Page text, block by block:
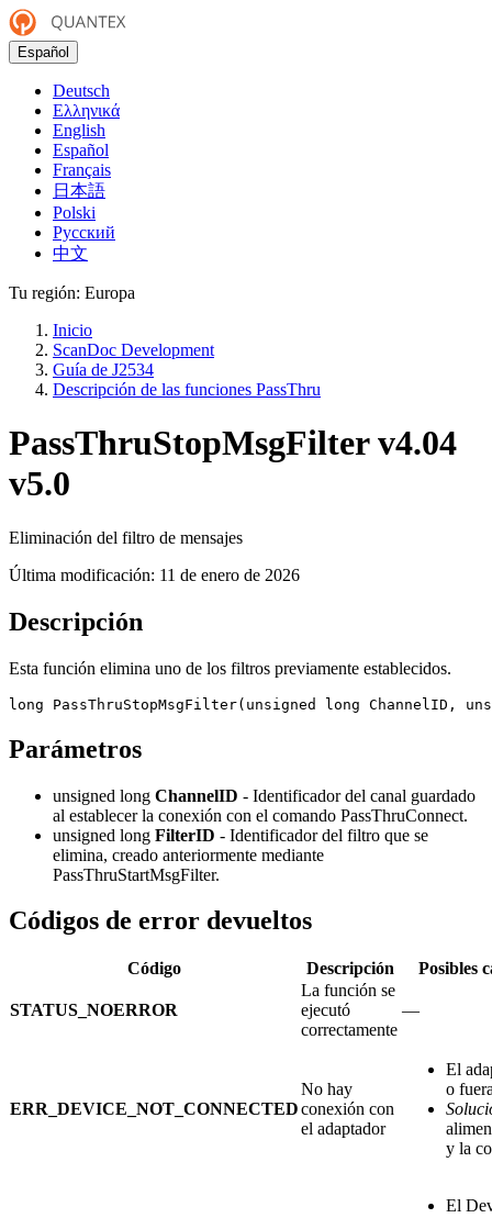
Español
Deutsch
Ελληνικά
English
Español
Français
日本語
Polski
Русский
中文
Tu región: Europa
Inicio
ScanDoc Development
Guía de J2534
Descripción de las funciones PassThru
PassThruStopMsgFilterv4.04
v5.0
Eliminación del filtro de mensajes
Última modificación: 11 de enero de 2026
Descripción
Esta función elimina uno de los filtros previamente establecidos.
long PassThruStopMsgFilter(unsigned long ChannelID,
Parámetros
unsigned long ChannelID - Identificador del canal guardado
al establecer la conexión con el comando PassThruConnect.
unsigned long FilterID - Identificador del filtro que se
elimina, creado anteriormente mediante
PassThruStartMsgFilter.
Códigos de error devueltos
Código Descripción Posibles
STATUS_NOERROR
La función se
ejecutó
correctamente
—
ERR_DEVICE_NOT_CONNECTED
No hay
conexión con
el adaptador
El
o
y la
El